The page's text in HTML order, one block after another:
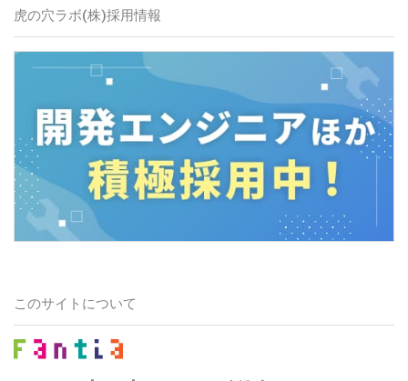
虎の穴ラボ(株)採用情報
このサイトについて